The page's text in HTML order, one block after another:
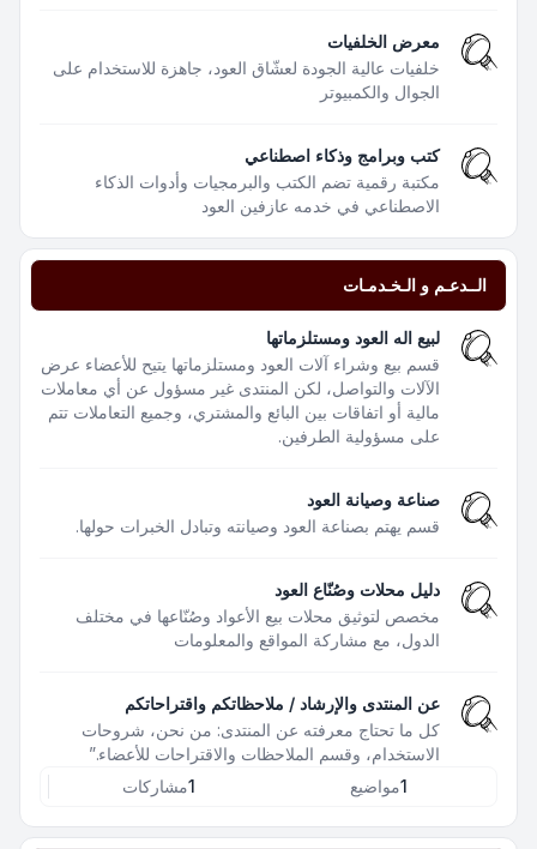
معرض الخلفيات
خلفيات عالية الجودة لعشّاق العود، جاهزة للاستخدام على
الجوال والكمبيوتر
كتب وبرامج وذكاء اصطناعي
مكتبة رقمية تضم الكتب والبرمجيات وأدوات الذكاء
الاصطناعي في خدمه عازفين العود
الــدعـم و الـخـدمـات
لبيع اله العود ومستلزماتها
قسم بيع وشراء آلات العود ومستلزماتها يتيح للأعضاء عرض
الآلات والتواصل، لكن المنتدى غير مسؤول عن أي معاملات
مالية أو اتفاقات بين البائع والمشتري، وجميع التعاملات تتم
على مسؤولية الطرفين.
صناعة وصيانة العود
قسم يهتم بصناعة العود وصيانته وتبادل الخبرات حولها.
دليل محلات وصُنّاع العود
مخصص لتوثيق محلات بيع الأعواد وصُنّاعها في مختلف
الدول، مع مشاركة المواقع والمعلومات
عن المنتدى والإرشاد / ملاحظاتكم واقتراحاتكم
كل ما تحتاج معرفته عن المنتدى: من نحن، شروحات
الاستخدام، وقسم الملاحظات والاقتراحات للأعضاء.”
1مواضيع 1مشاركات